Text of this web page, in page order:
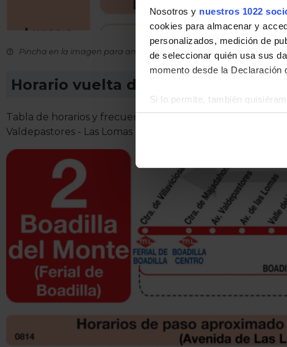
Nosotros y nuestros 1022
cookies para almacenar y
personalizados, medición de
de seleccionar quién usa sus
momento desde la Declaración
Si lo permite, también
Recopilar información
La publicidad digital
por ejemplo, la dirección IP,
para mantener activa esta
navegación aceptando la
el seguimiento y análisis de tu
mostrarte publicidad y
en cuyo caso
funcionamiento del sitio web.
Pincha en la imagen para ampliarla a pantalla completa.
Horario vuelta de Línea L-2
Tabla de horarios y frecuencias de paso en sentido
Valdepastores - Las Lomas de Autobuses urbanos de la